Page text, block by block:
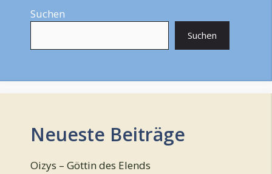
Suchen
Suchen
Neueste Beiträge
Oizys – Göttin des Elends